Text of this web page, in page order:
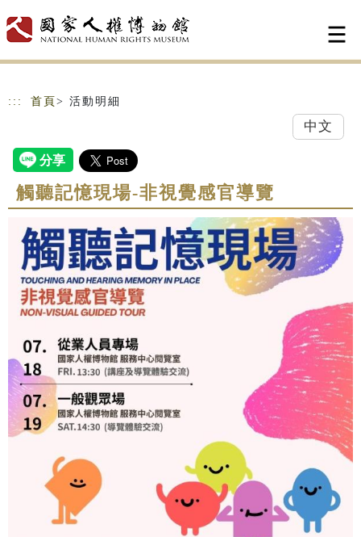
::: 首頁 > 活動明細
中文
觸聽記憶現場-非視覺感官導覽